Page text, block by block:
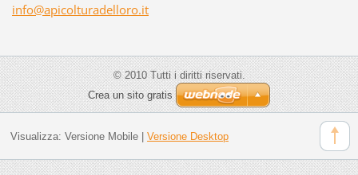
info@apicolturadelloro.it
© 2010 Tutti i diritti riservati.
Crea un sito gratis
Visualizza: Versione Mobile| Versione Desktop